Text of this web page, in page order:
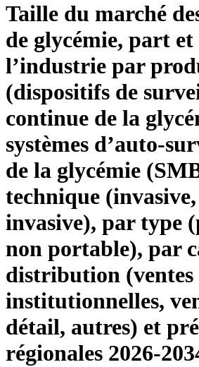
Taille du marché
de glycémie, part et
l’industrie par
(dispositifs de
continue de la
systèmes d’auto-
de la glycémie
technique
invasive), par type
non portable), par
distribution (ventes
institutionnelles,
détail, autres) et
régionales 2026-